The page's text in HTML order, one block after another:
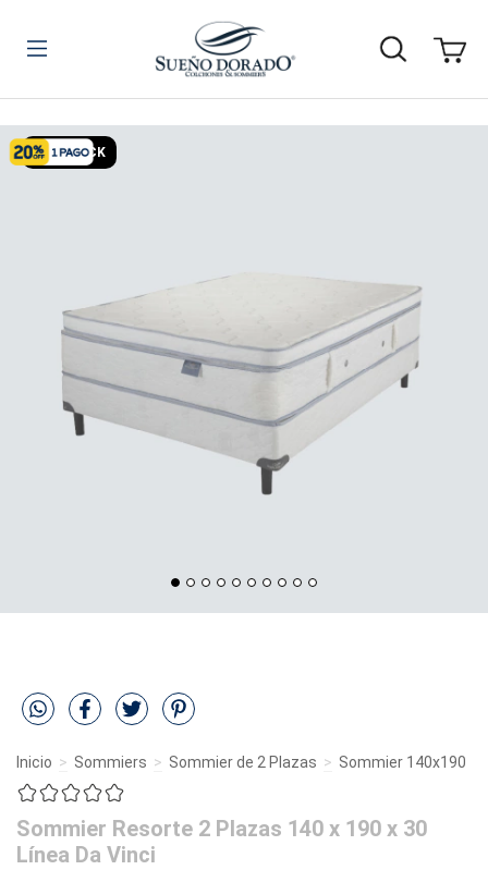
SIN STOCK
Inicio > Sommiers > Sommier de 2 Plazas > Sommier 140x190
Sommier Resorte 2 Plazas 140 x 190 x 30
Línea Da Vinci